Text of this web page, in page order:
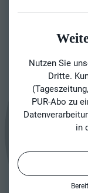
Nutzen Sie
Dritte.
PUR-Abo zu
in